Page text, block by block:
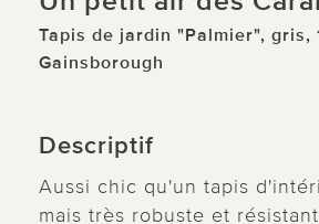
Tapis de jardin "Palmier", gris,
Gainsborough
Descriptif
Aussi chic qu'un tapis
mais très robuste et